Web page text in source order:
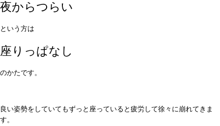
夜からつらい
という方は
座りっぱなし
のかたです。
良い姿勢をしていてもずっと座っていると疲労して徐々に崩れてきま
す。